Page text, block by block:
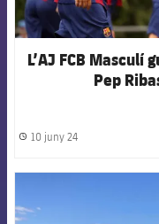
L’AJ FCB Masculí
Pep
label.share.clock
10 juny 24